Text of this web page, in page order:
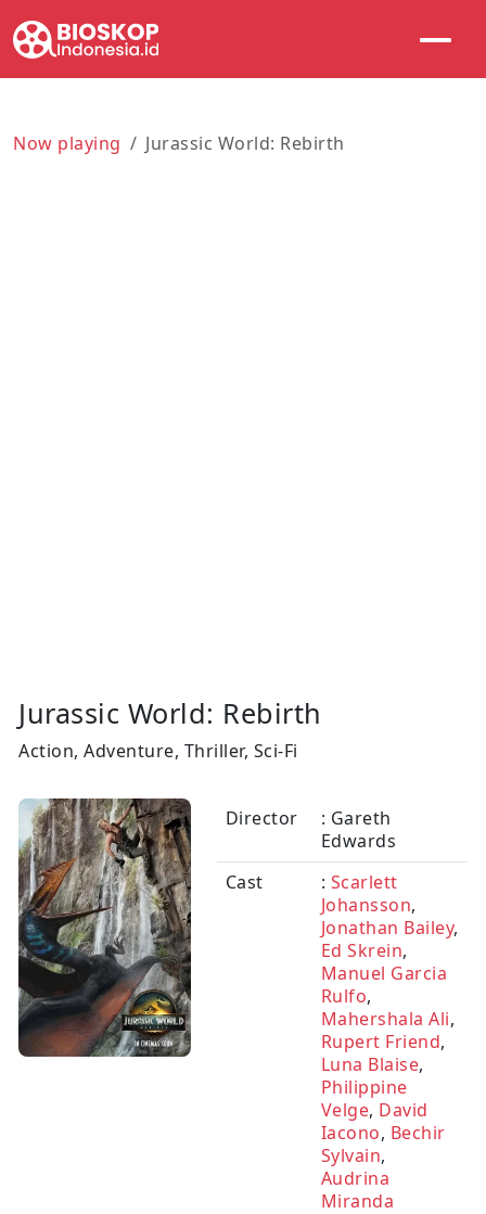
Now playing Jurassic World: Rebirth
Jurassic World: Rebirth
Action, Adventure, Thriller, Sci-Fi
Director
: Gareth
Edwards
Cast
: Scarlett
Johansson,
Jonathan Bailey,
Ed Skrein,
Manuel Garcia
Rulfo,
Mahershala Ali,
Rupert Friend,
Luna Blaise,
Philippine
Velge, David
Iacono, Bechir
Sylvain,
Audrina
Miranda